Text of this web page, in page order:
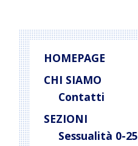
HOMEPAGE
CHI SIAMO
Contatti
SEZIONI
Sessualità 0-25